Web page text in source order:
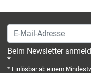
E-Mail-Adresse
Beim Newsletter
*
* Einlösbar ab einem